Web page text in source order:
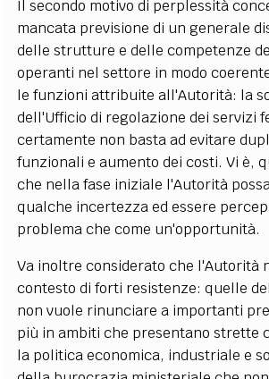
Il secondo motivo di perplessità
mancata previsione di un generale
delle strutture e delle competenze
operanti nel settore in modo
le funzioni attribuite all'Autorità: la
dell'Ufficio di regolazione dei servizi
certamente non basta ad evitare
funzionali e aumento dei costi. Vi è,
che nella fase iniziale l'Autorità
qualche incertezza ed essere
problema che come un'opportunità.
Va inoltre considerato che l'Autorità
contesto di forti resistenze: quelle
non vuole rinunciare a importanti
più in ambiti che presentano strette
la politica economica, industriale e